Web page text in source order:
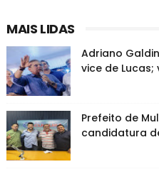
MAIS LIDAS
Adriano
vice de Lucas;
Prefeito de
candidatura